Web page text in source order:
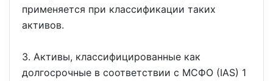
применяется при классификации таких
активов.
3. Активы, классифицированные как
долгосрочные в соответствии с МСФО (IAS) 1